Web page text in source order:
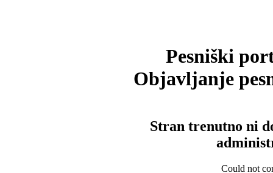
Pesniški
Objavljanje
Stran trenutno ni
Could not